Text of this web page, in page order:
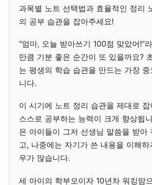
과목별 노트 선택법과 효율적인 정리
의 공부 습관을 잡아주세요!
“엄마, 오늘 받아쓰기 100점 맞았어!”
만큼 기분 좋은 순간이 또 있을까요?
는 평생의 학습 습관을 만드는 가장 중
니다.
이 시기에 노트 정리 습관을 제대로 잡
스스로 공부하는 능력이 크게 향상됩
은 아이들이 그저 선생님 말씀을 받아
고, 나중에는 자기가 쓴 내용을 이해하
우가 많습니다.
세 아이의 학부모이자 10년차 워킹맘